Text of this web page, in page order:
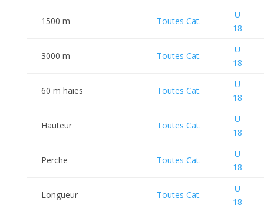
1500 m Toutes Cat.
U
18
3000 m Toutes Cat.
U
18
60 m haies Toutes Cat.
U
18
Hauteur Toutes Cat.
U
18
Perche Toutes Cat.
U
18
Longueur Toutes Cat.
U
18